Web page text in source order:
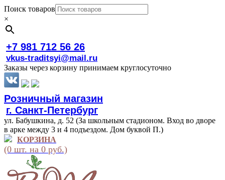
Поиск товаров
×
+7 981 712 56 26
vkus-traditsyi@mail.ru
Заказы через корзину принимаем круглосуточно
Розничный магазин
г. Санкт-Петербург
ул. Бабушкина, д. 52 (За школьным стадионом. Вход во дворе
в арке между 3 и 4 подъездом. Дом буквой П.)
КОРЗИНА
(0 шт. на 0 руб.)